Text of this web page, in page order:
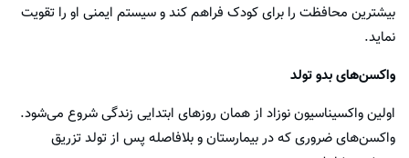
بیشترین محافظت را برای کودک فراهم کند و سیستم ایمنی او را تقویت
نماید.
واکسن‌های بدو تولد
اولین واکسیناسیون نوزاد از همان روزهای ابتدایی زندگی شروع می‌شود.
واکسن‌های ضروری که در بیمارستان و بلافاصله پس از تولد تزریق